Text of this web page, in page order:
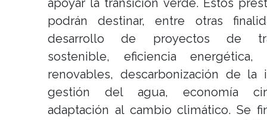
apoyar la transición verde. Estos
podrán destinar, entre otras
desarrollo de proyectos de
sostenible, eficiencia energética,
renovables, descarbonización de la
gestión del agua, economía
adaptación al cambio climático. Se